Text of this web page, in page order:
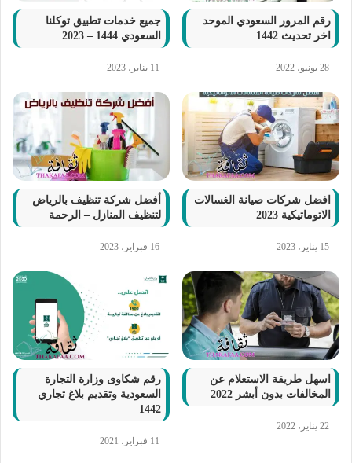
رقم المرور السعودي الموحد
اخر تحديث 1442
28 يونيو، 2022
جميع خدمات تطبيق توكلنا
السعودي 1444 – 2023
11 يناير، 2023
افضل شركات صيانة الغسالات
الاتوماتيكية 2023
15 يناير، 2023
أفضل شركة تنظيف بالرياض
لتنظيف المنازل – الرحمة
16 فبراير، 2023
اسهل طريقة الاستعلام عن
المخالفات بدون أبشر 2022
22 يناير، 2022
رقم شكاوى وزارة التجارة
السعودية وتقديم بلاغ تجاري
1442
11 فبراير، 2021